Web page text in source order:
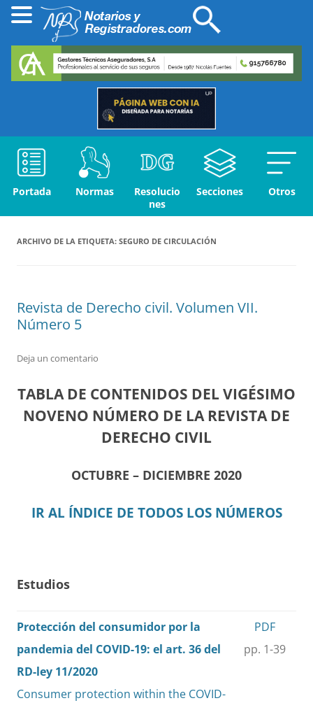
Portada Normas
Resolucio
nes
Secciones Otros
ARCHIVO DE LA ETIQUETA: SEGURO DE CIRCULACIÓN
Revista de Derecho civil. Volumen VII.
Número 5
Deja un comentario
TABLA DE CONTENIDOS DEL VIGÉSIMO
NOVENO NÚMERO DE LA REVISTA DE
DERECHO CIVIL
OCTUBRE – DICIEMBRE 2020
IR AL ÍNDICE DE TODOS LOS NÚMEROS
Estudios
Protección del consumidor por la
pandemia del COVID-19: el art. 36 del
RD-ley 11/2020
Consumer protection within the COVID-
PDF
pp. 1-39